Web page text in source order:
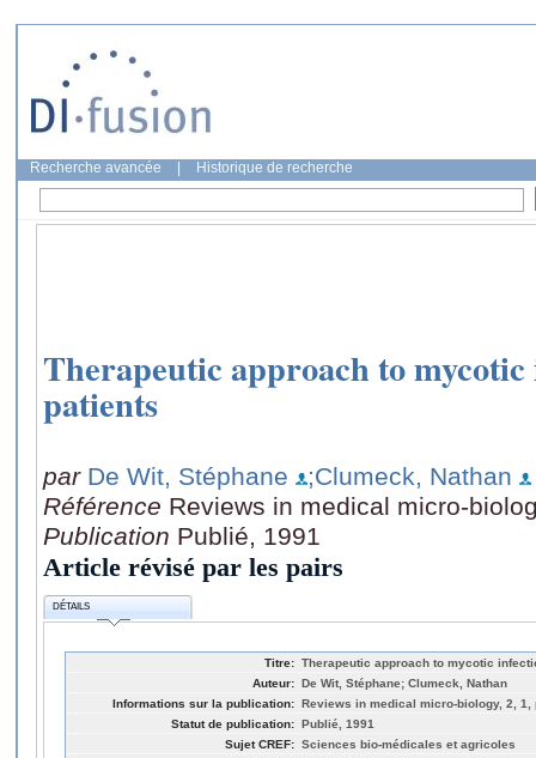
Recherche avancée Historique de recherche
Therapeutic approach to
patients
par De Wit, Stéphane
;Clumeck, Nathan
Référence Reviews in medical micro-
Publication Publié, 1991
Article révisé par les pairs
DÉTAILS
Titre: Therapeutic approach to mycotic
Auteur: De Wit, Stéphane; Clumeck, Nathan
Informations sur la publication: Reviews in medical micro-biology, 2, 1,
Statut de publication: Publié, 1991
Sujet CREF: Sciences bio-médicales et agricoles